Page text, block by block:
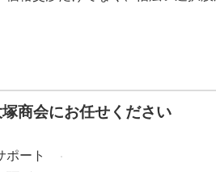
商会にお任せください
ポート